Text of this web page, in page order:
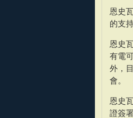
恩史
的支
恩史
有電
外，
會。
恩史
證簽